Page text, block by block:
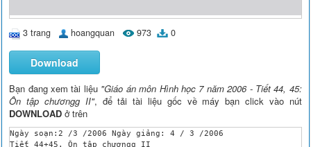
3 trang hoangquan 973 0
Download
Bạn đang xem tài liệu "Giáo án môn Hình học 7 năm 2006 - Tiết 44, 45:
Ôn tập chươngg II", để tải tài liệu gốc về máy bạn click vào nút
DOWNLOAD ở trên
Ngày soạn:2 /3 /2006 Ngày giảng: 4 / 3 /2006
Tiết 44+45. Ôn tập chươngg II